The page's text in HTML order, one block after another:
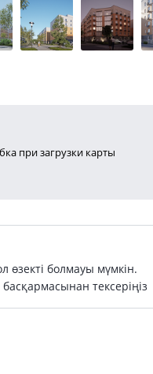
при загрузки карты
өзекті болмауы мүмкін.
тексеріңіз